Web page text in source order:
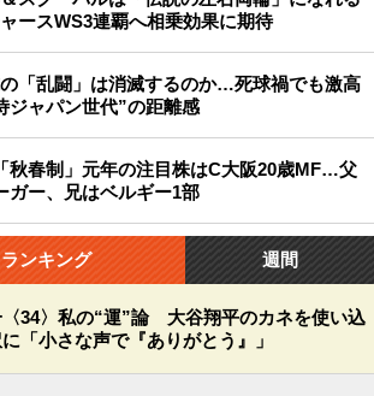
ースWS3連覇へ相乗効果に期待
「乱闘」は消滅するのか…死球禍でも激高
ジャパン世代”の距離感
秋春制」元年の注目株はC大阪20歳MF…父
ガー、兄はベルギー1部
ンキング 週間
34〉私の“運”論 大谷翔平のカネを使い込
「小さな声で『ありがとう』」